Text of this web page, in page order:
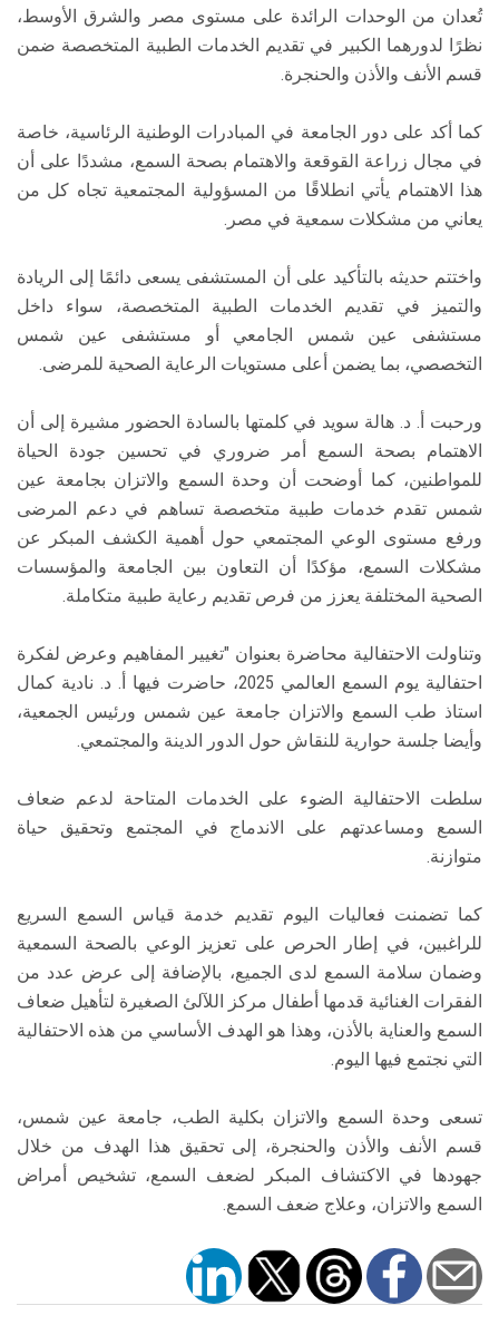
تُعدان من الوحدات الرائدة على مستوى مصر والشرق الأوسط،
نظرًا لدورهما الكبير في تقديم الخدمات الطبية المتخصصة ضمن
قسم الأنف والأذن والحنجرة.
كما أكد على دور الجامعة في المبادرات الوطنية الرئاسية، خاصة
في مجال زراعة القوقعة والاهتمام بصحة السمع، مشددًا على أن
هذا الاهتمام يأتي انطلاقًا من المسؤولية المجتمعية تجاه كل من
يعاني من مشكلات سمعية في مصر.
واختتم حديثه بالتأكيد على أن المستشفى يسعى دائمًا إلى الريادة
والتميز في تقديم الخدمات الطبية المتخصصة، سواء داخل
مستشفى عين شمس الجامعي أو مستشفى عين شمس
التخصصي، بما يضمن أعلى مستويات الرعاية الصحية للمرضى.
ورحبت أ. د. هالة سويد في كلمتها بالسادة الحضور مشيرة إلى أن
الاهتمام بصحة السمع أمر ضروري في تحسين جودة الحياة
للمواطنين، كما أوضحت أن وحدة السمع والاتزان بجامعة عين
شمس تقدم خدمات طبية متخصصة تساهم في دعم المرضى
ورفع مستوى الوعي المجتمعي حول أهمية الكشف المبكر عن
مشكلات السمع، مؤكدًا أن التعاون بين الجامعة والمؤسسات
الصحية المختلفة يعزز من فرص تقديم رعاية طبية متكاملة.
وتناولت الاحتفالية محاضرة بعنوان "تغيير المفاهيم وعرض لفكرة
احتفالية يوم السمع العالمي 2025، حاضرت فيها أ. د. نادية كمال
استاذ طب السمع والاتزان جامعة عين شمس ورئيس الجمعية،
وأيضا جلسة حوارية للنقاش حول الدور الدينة والمجتمعي.
سلطت الاحتفالية الضوء على الخدمات المتاحة لدعم ضعاف
السمع ومساعدتهم على الاندماج في المجتمع وتحقيق حياة
متوازنة.
كما تضمنت فعاليات اليوم تقديم خدمة قياس السمع السريع
للراغبين، في إطار الحرص على تعزيز الوعي بالصحة السمعية
وضمان سلامة السمع لدى الجميع، بالإضافة إلى عرض عدد من
الفقرات الغنائية قدمها أطفال مركز اللآلئ الصغيرة لتأهيل ضعاف
السمع والعناية بالأذن، وهذا هو الهدف الأساسي من هذه الاحتفالية
التي نجتمع فيها اليوم.
تسعى وحدة السمع والاتزان بكلية الطب، جامعة عين شمس،
قسم الأنف والأذن والحنجرة، إلى تحقيق هذا الهدف من خلال
جهودها في الاكتشاف المبكر لضعف السمع، تشخيص أمراض
السمع والاتزان، وعلاج ضعف السمع.